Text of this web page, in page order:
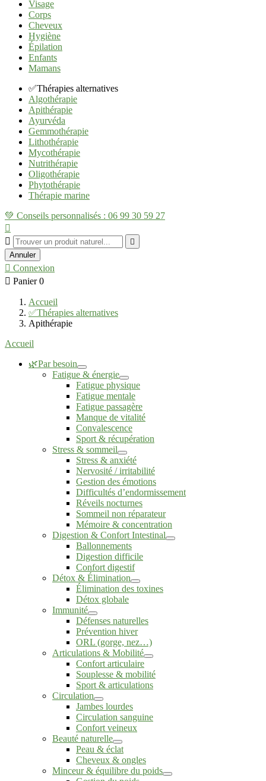
Visage
Corps
Cheveux
Hygiène
Épilation
Enfants
Mamans
✅Thérapies alternatives
Algothérapie
Apithérapie
Ayurvéda
Gemmothérapie
Lithothérapie
Mycothérapie
Nutrithérapie
Oligothérapie
Phytothérapie
Thérapie marine
💚 Conseils personnalisés : 06 99 30 59 27



Annuler
 Connexion
 Panier 0
Accueil
✅Thérapies alternatives
Apithérapie
Accueil
🌿Par besoin
Fatigue & énergie
Fatigue physique
Fatigue mentale
Fatigue passagère
Manque de vitalité
Convalescence
Sport & récupération
Stress & sommeil
Stress & anxiété
Nervosité / irritabilité
Gestion des émotions
Difficultés d’endormissement
Réveils nocturnes
Sommeil non réparateur
Mémoire & concentration
Digestion & Confort Intestinal
Ballonnements
Digestion difficile
Confort digestif
Détox & Élimination
Élimination des toxines
Détox globale
Immunité
Défenses naturelles
Prévention hiver
ORL (gorge, nez…)
Articulations & Mobilité
Confort articulaire
Souplesse & mobilité
Sport & articulations
Circulation
Jambes lourdes
Circulation sanguine
Confort veineux
Beauté naturelle
Peau & éclat
Cheveux & ongles
Minceur & équilibre du poids